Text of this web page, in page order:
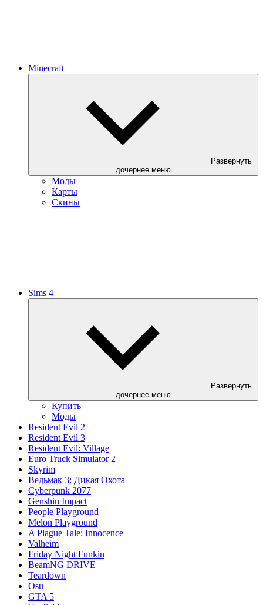
Minecraft
Развернуть
дочернее меню
Моды
Карты
Скины
Sims 4
Развернуть
дочернее меню
Купить
Моды
Resident Evil 2
Resident Evil 3
Resident Evil: Village
Euro Truck Simulator 2
Skyrim
Ведьмак 3: Дикая Охота
Cyberpunk 2077
Genshin Impact
People Playground
Melon Playground
A Plague Tale: Innocence
Valheim
Friday Night Funkin
BeamNG DRIVE
Teardown
Osu
GTA 5